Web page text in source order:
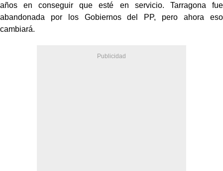
años en conseguir que esté en servicio. Tarragona fue
abandonada por los Gobiernos del PP, pero ahora eso
cambiará.